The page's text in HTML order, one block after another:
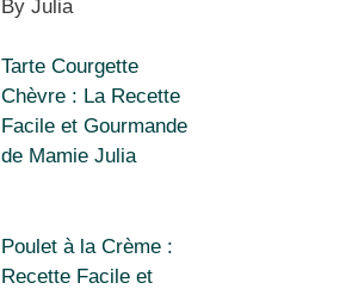
By Julia
Tarte Courgette
Chèvre : La Recette
Facile et Gourmande
de Mamie Julia
Poulet à la Crème :
Recette Facile et